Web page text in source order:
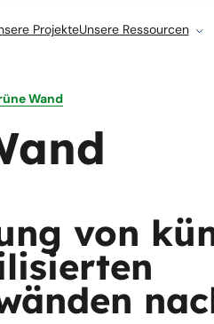
ProjekteUnsere Ressourcen
Wand
von